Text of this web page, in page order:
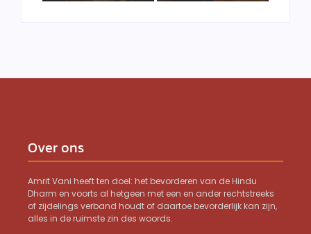
Over ons
Amrit Vani heeft ten doel: het bevorderen van de Hindu
Dharm en voorts al hetgeen met een en ander rechtstreeks
of zijdelings verband houdt of daartoe bevorderlijk kan zijn,
alles in de ruimste zin des woords.